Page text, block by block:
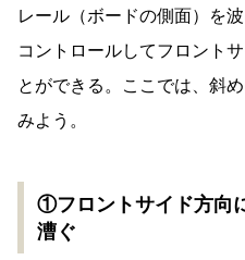
レール（ボードの側面）を
コントロールしてフロント
とができる。ここでは、斜
みよう。
①フロントサイド方向
漕ぐ